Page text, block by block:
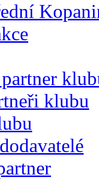
klubu